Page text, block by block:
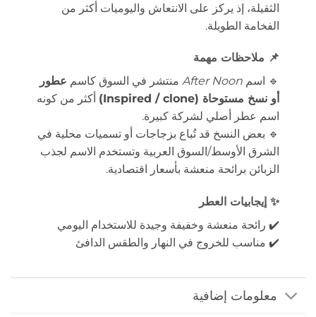
الثقيلة، إذ يركز على الانتعاش واليوميات أكثر من
الفخامة الطويلة.
📌 ملاحظات مهمة
🔹 اسم After Noonمنتشر في السوق كاسم عطور
أو نسخ مستوحاة (Inspired / clone)
أكثر من كونه
اسم عطر أصلي لشركة كبيرة.
🔹 بعض النسخ قد تُباع بزجاجات أو تسميات محلية في
الشرق الأوسط/السوق العربية وتستخدم الاسم لجذب
الزبائن برائحة منعشة بأسعار اقتصادية.
✨ إيجابيات العطر
✔️ رائحة منعشة وخفيفة وجيدة للاستخدام اليومي
✔️ مناسب للخروج في النهار والطقس الدافئ
معلومات إضافية